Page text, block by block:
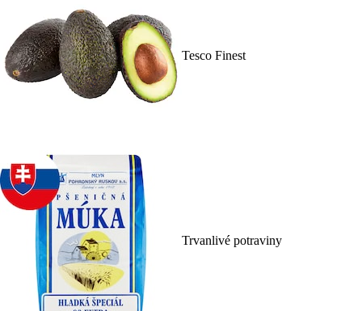
Tesco Finest
Trvanlivé potraviny